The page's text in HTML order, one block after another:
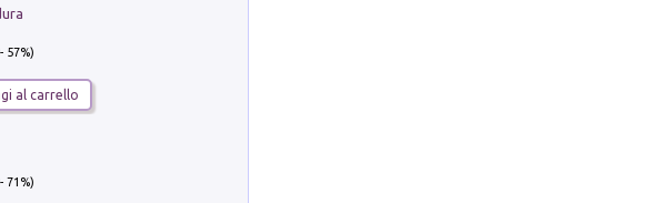
- 57%)
al carrello
- 71%)